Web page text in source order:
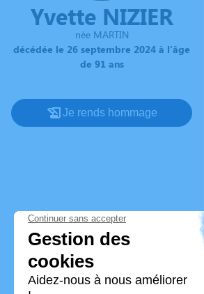
Yvette NIZIER
née MARTIN
décédée le 26 septembre 2024 à l'âge
de 91 ans
Je rends hommage